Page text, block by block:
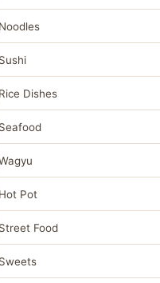
Noodles
Sushi
Rice Dishes
Seafood
Hot Pot
Street Food
Sweets